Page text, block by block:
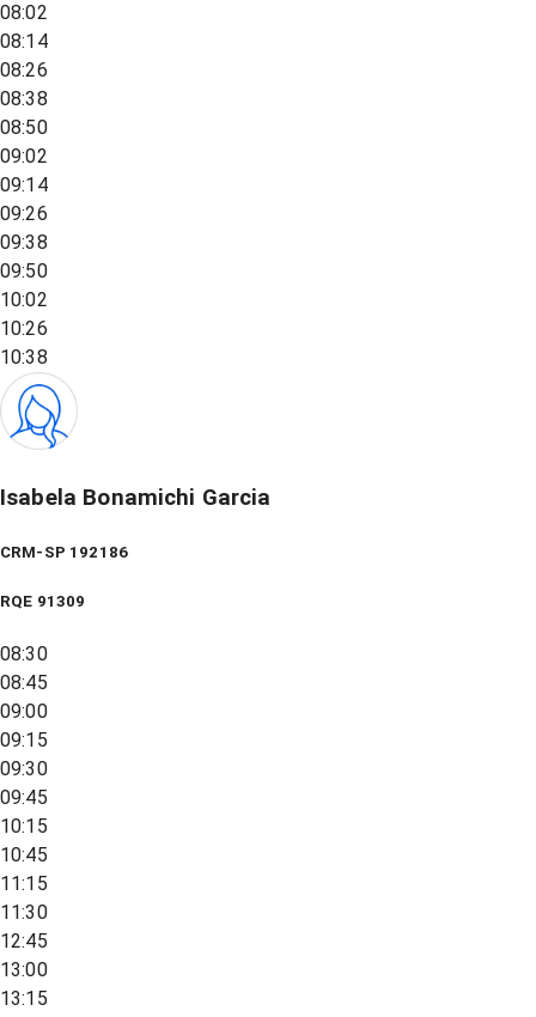
08:02
08:14
08:26
08:38
08:50
09:02
09:14
09:26
09:38
09:50
10:02
10:26
10:38
Isabela Bonamichi Garcia
CRM-SP 192186
RQE 91309
08:30
08:45
09:00
09:15
09:30
09:45
10:15
10:45
11:15
11:30
12:45
13:00
13:15